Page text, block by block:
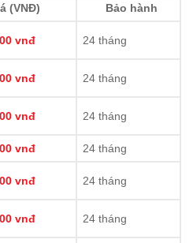
(VNĐ)
Bảo hành
vnđ 24 tháng
vnđ 24 tháng
vnđ 24 tháng
vnđ
24 tháng
vnđ 24 tháng
vnđ 24 tháng